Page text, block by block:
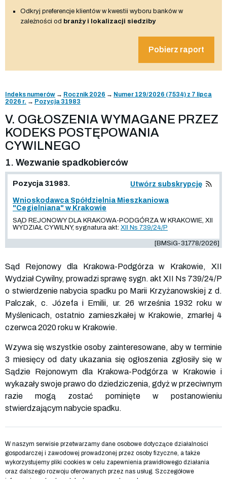
Odkryj preferencje klientów w kwestii wyboru banków w
zależności od branży i lokalizacji siedziby
Pobierz raport
Indeks numerów → Rocznik 2026 → Numer 129/2026 (7534) z 7 lipca
2026 r. → Pozycja 31983
V. OGŁOSZENIA WYMAGANE PRZEZ
KODEKS POSTĘPOWANIA
CYWILNEGO
1. Wezwanie spadkobierców
Pozycja 31983. Utwórz subskrypcję
Wnioskodawca Spółdzielnia Mieszkaniowa
"Cegielniana" w Krakowie
SĄD REJONOWY DLA KRAKOWA-PODGÓRZA W KRAKOWIE, XII
WYDZIAŁ CYWILNY, sygnatura akt: XII Ns 739/24/P
[BMSiG-31778/2026]
Sąd Rejonowy dla Krakowa-Podgórza w Krakowie, XII
Wydział Cywilny, prowadzi sprawę sygn. akt XII Ns 739/24/P
o stwierdzenie nabycia spadku po Marii Krzyżanowskiej z d.
Palczak, c. Józefa i Emilii, ur. 26 września 1932 roku w
Myślenicach, ostatnio zamieszkałej w Krakowie, zmarłej 4
czerwca 2020 roku w Krakowie.
Wzywa się wszystkie osoby zainteresowane, aby w terminie
3 miesięcy od daty ukazania się ogłoszenia zgłosiły się w
Sądzie Rejonowym dla Krakowa-Podgórza w Krakowie i
wykazały swoje prawo do dziedziczenia, gdyż w przeciwnym
razie mogą zostać pominięte w postanowieniu
stwierdzającym nabycie spadku.
W naszym serwisie przetwarzamy dane osobowe dotyczące działalności
gospodarczej i zawodowej prowadzonej przez osoby fizyczne, a także
wykorzystujemy pliki cookies w celu zapewnienia prawidłowego działania
oraz dalszego rozwoju oferowanych przez nas usług. Szczegółowe